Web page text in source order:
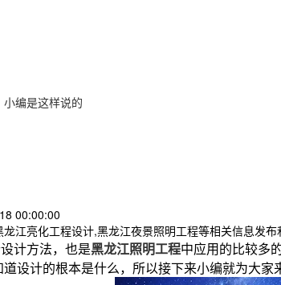
编是这样说的
00:00:00
龙江亮化工程设计,黑龙江夜景照明工程等相关信息发布
计方法，也是黑龙江照明工程中应用的比较多
设计的根本是什么，所以接下来小编就为大家